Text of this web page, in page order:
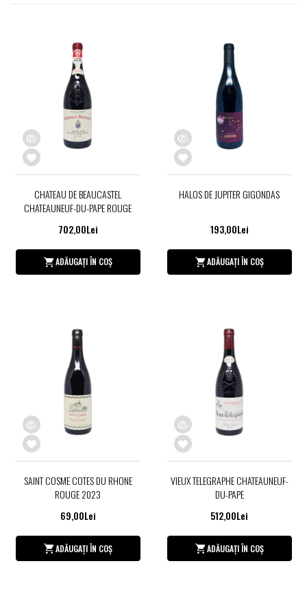
CHATEAU DE BEAUCASTEL
CHATEAUNEUF-DU-PAPE ROUGE
702,00Lei
ADĂUGAȚI ÎN COȘ
HALOS DE JUPITER GIGONDAS
193,00Lei
ADĂUGAȚI ÎN COȘ
SAINT COSME COTES DU RHONE
ROUGE 2023
69,00Lei
ADĂUGAȚI ÎN COȘ
VIEUX TELEGRAPHE CHATEAUNEUF-
DU-PAPE
512,00Lei
ADĂUGAȚI ÎN COȘ